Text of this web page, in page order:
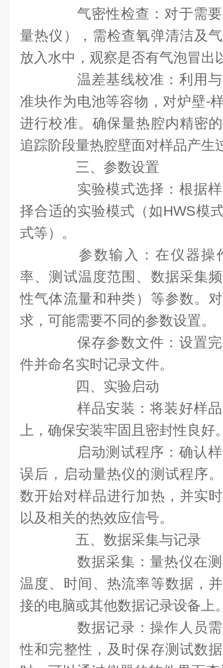
气密性检查：对于需要
量热仪），需检查氧弹清洁及
放入水中，观察是否有气泡冒出
温差基线校准：利用与
准块作为电池等容物，对炉壁-
进行校准。确保量热腔内精密
追踪阶段量热腔壁面对样品产生
三、参数设置
实验模式选择：根据样
择合适的实验模式（如HWS模
式等）。
参数输入：在仪器操
率、测试温度范围、数据采集
性气体流量和种类）等参数。
求，可能需要不同的参数设置。
保存参数文件：设置完
件并命名实时记录文件。
四、实验启动
样品安装：将装好样品
上，确保安装牢固且密封性良好
启动测试程序：确认样
误后，启动量热仪的测试程序
数开始对样品进行加热，并实
以及相关的热效应信号。
五、数据采集与记录
数据采集：量热仪在测
温度、时间、热流率等数据，
接的电脑或其他数据记录设备上
数据记录：操作人员需
性和完整性，及时保存测试数